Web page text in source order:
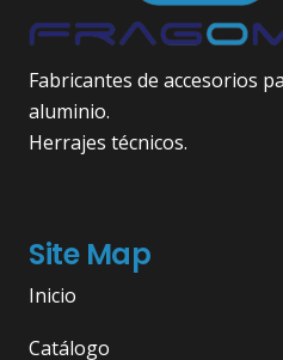
Fabricantes de accesorios
aluminio.
Herrajes técnicos.
Site Map
Inicio
Catálogo